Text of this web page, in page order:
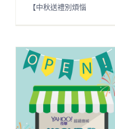
【中秋送禮別煩惱